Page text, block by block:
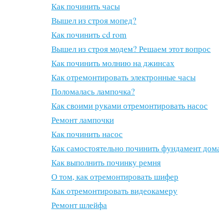
Как починить часы
Вышел из строя мопед?
Как починить cd rom
Вышел из строя модем? Решаем этот вопрос
Как починить молнию на джинсах
Как отремонтировать электронные часы
Поломалась лампочка?
Как своими руками отремонтировать насос
Ремонт лампочки
Как починить насос
Как самостоятельно починить фундамент
Как выполнить починку ремня
О том, как отремонтировать шифер
Как отремонтировать видеокамеру
Ремонт шлейфа